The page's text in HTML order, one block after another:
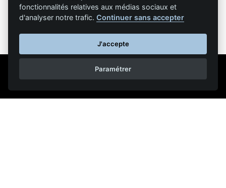
fonctionnalités relatives aux médias sociaux et
d'analyser notre trafic.Continuer sans accepter
J'accepte
Paramétrer